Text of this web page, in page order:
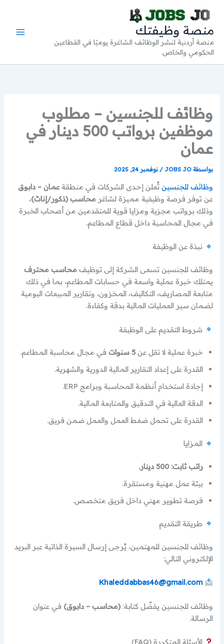
المحتوى
منصة وظيفتك
منصة أردنية لنشر الوظائف الشاغرة يوميًا في القطاعين
الحكومي والخاص.
وظائف للجنسين – مطلوب
موظفين برواتب 500 دينار في
عمان
بواسطة JOBS JO
/نوفمبر 24, 2025
وظائف للجنسين تُعلن إحدى الشركات في منطقةعمان – دابوق
عن توفر فرصة وظيفية مميزة لشاغرمحاسب (ذكور/إناث)،
وذلك برواتب مجزية ومزايا قوية للمتقدمين من أصحاب الخبرة
في مجال المحاسبة داخل قطاع المطاعم.
نبذة عن الوظيفة
وظائف للجنسين تسعى الشركة إلى توظيفمحاسب محترف
يمتلك خبرة عملية واسعة في حسابات المطاعم، بما في ذلك
متابعة المصاريف، التكاليف، المخزون، وتقارير المبيعات اليومية
لضمان سير العمليات المالية بدقة وكفاءة.
شروط التقديم على الوظيفة
خبرة عملية لا تقل عن5 سنوات
في مجال محاسبة المطاعم.
القدرة على إعداد التقارير المالية الدورية والشهرية.
إجادة استخدام أنظمة المحاسبة وبرامج ERP.
الدقة العالية في التدقيق والمتابعة المالية.
القدرة على تحمل ضغط العمل والعمل ضمن فريق.
المزايا
راتب ثابت: 500 دينار.
بيئة عمل مهنية ومستقرة.
فرصة تطوير مهني داخل فريق متخصص.
طريقة التقديم
وظائف للجنسين للمهتمين، يُرجى إرسال السيرة الذاتية عبر البريد
الإلكتروني التالي:
Khaleddabbas46@gmail.com
وظائف للجنسين يفضّل كتابة:(محاسب – دابوق) في عنوان
الرسالة.
الأسئلة المتكررة (FAQ)